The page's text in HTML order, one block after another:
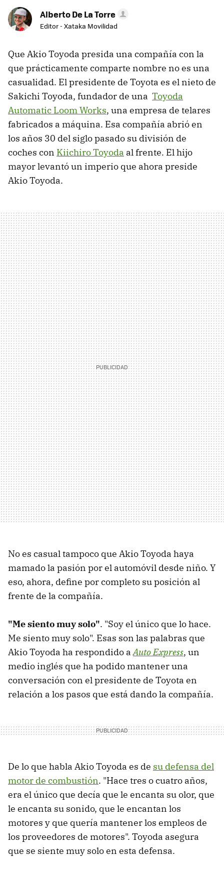
Alberto De La Torre
Editor - Xataka Movilidad
Que Akio Toyoda presida una compañía con la
que prácticamente comparte nombre no es una
casualidad. El presidente de Toyota es el nieto de
Sakichi Toyoda, fundador de una Toyoda
Automatic Loom Works, una empresa de telares
fabricados a máquina. Esa compañía abrió en
los años 30 del siglo pasado su división de
coches con Kiichiro Toyoda al frente. El hijo
mayor levantó un imperio que ahora preside
Akio Toyoda.
No es casual tampoco que Akio Toyoda haya
mamado la pasión por el automóvil desde niño. Y
eso, ahora, define por completo su posición al
frente de la compañía.
"Me siento muy solo". "Soy el único que lo hace.
Me siento muy solo". Esas son las palabras que
Akio Toyoda ha respondido aAuto Express, un
medio inglés que ha podido mantener una
conversación con el presidente de Toyota en
relación a los pasos que está dando la compañía.
De lo que habla Akio Toyoda es de su defensa del
motor de combustión. "Hace tres o cuatro años,
era el único que decía que le encanta su olor, que
le encanta su sonido, que le encantan los
motores y que quería mantener los empleos de
los proveedores de motores". Toyoda asegura
que se siente muy solo en esta defensa.